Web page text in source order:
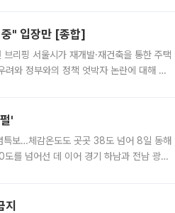
" 입장만 [종합]
리핑 서울시가 재개발·재건축을 통한 주택
와 정부와의 정책 엇박자 논란에 대해 정
'
보…체감온도도 곳곳 38도 넘어 8일 동해
를 넘어선 데 이어 경기 하남과 전남 광양